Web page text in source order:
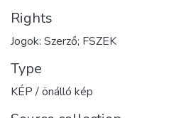
Rights
Jogok: Szerző; FSZEK
Type
KÉP / önálló kép